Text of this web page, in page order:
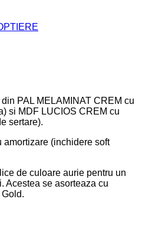
PAL MELAMINAT CREM cu
si MDF LUCIOS CREM cu
sertare).
(inchidere soft
de culoare aurie pentru un
Acestea se asorteaza cu